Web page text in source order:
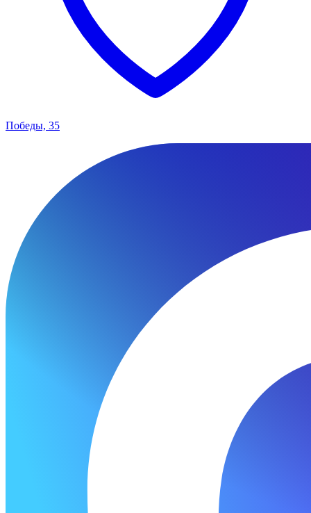
Победы, 35